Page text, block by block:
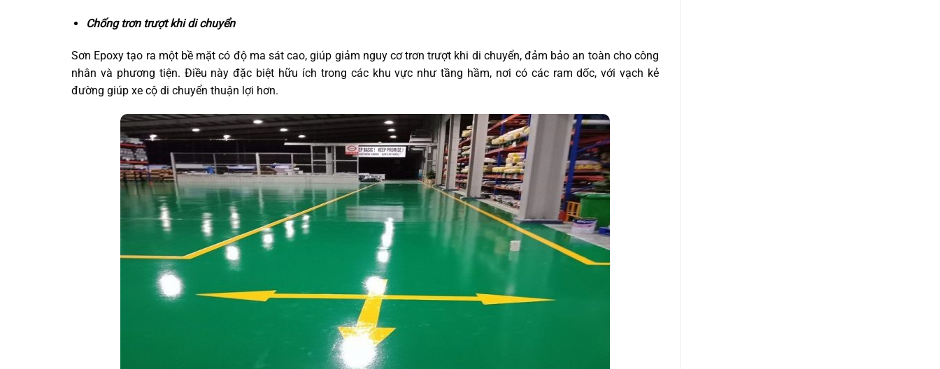
Chống trơn trượt khi di chuyển
Sơn Epoxy tạo ra một bề mặt có độ ma sát cao, giúp giảm nguy cơ trơn trượt khi di chuyển, đảm bảo an toàn cho công
nhân và phương tiện. Điều này đặc biệt hữu ích trong các khu vực như tầng hầm, nơi có các ram dốc, với vạch kẻ
đường giúp xe cộ di chuyển thuận lợi hơn.